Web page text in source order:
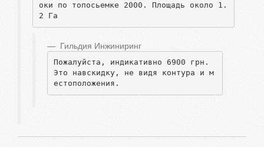
оки по топосьемке 2000. Площадь около 1.
2 Га
Гильдия Инжиниринг
Пожалуйста, индикативно 6900 грн.
Это навскидку, не видя контура и м
естоположения.